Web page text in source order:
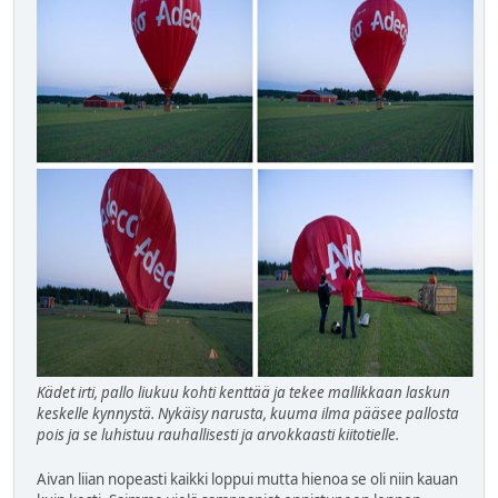
Kädet irti, pallo liukuu kohti kenttää ja tekee mallikkaan laskun
keskelle kynnystä. Nykäisy narusta, kuuma ilma pääsee pallosta
pois ja se luhistuu rauhallisesti ja arvokkaasti kiitotielle.
Aivan liian nopeasti kaikki loppui mutta hienoa se oli niin kauan